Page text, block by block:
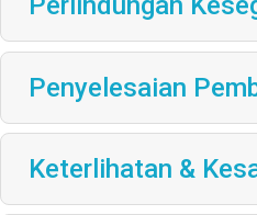
Penyelesaian
Keterlihatan &